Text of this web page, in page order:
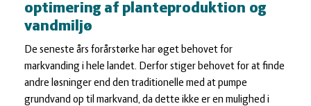
optimering af planteproduktion og
vandmiljø
De seneste års forårstørke har øget behovet for
markvanding i hele landet. Derfor stiger behovet for at finde
andre løsninger end den traditionelle med at pumpe
grundvand op til markvand, da dette ikke er en mulighed i